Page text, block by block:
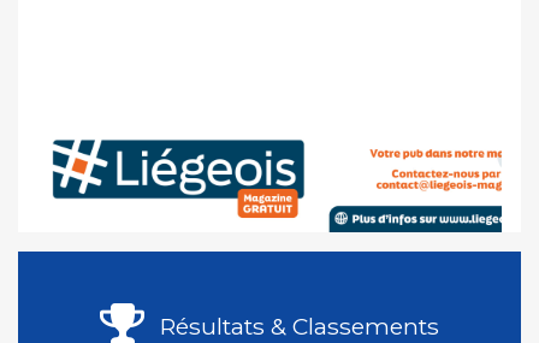
Résultats & Classements